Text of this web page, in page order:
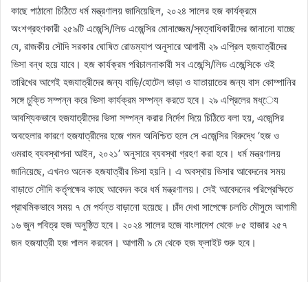
কাছে পাঠানো চিঠিতে ধর্ম মন্ত্রণালয় জানিয়েছিল, ২০২৪ সালের হজ কার্যক্রমে
অংশগ্রহণকারী ২৫৯টি এজেন্সি/লিড এজেন্সির মোনাজ্জেম/স্বত্বাধিকারীদের জানানো যাচ্ছে
যে, রাজকীয় সৌদি সরকার ঘোষিত রোডম্যাপ অনুসারে আগামী ২৯ এপ্রিল হজযাত্রীদের
ভিসা বন্ধ হয়ে যাবে। হজ কার্যক্রম পরিচালনাকারী সব এজেন্সি/লিড এজেন্সিকে ওই
তারিখের আগেই হজযাত্রীদের জন্য বাড়ি/হোটেল ভাড়া ও যাতায়াতের জন্য বাস কোম্পানির
সঙ্গে চুক্তি সম্পন্ন করে ভিসা কার্যক্রম সম্পন্ন করতে হবে। ২৯ এপ্রিলের মধ্েয
আবশ্যিকভাবে হজযাত্রীদের ভিসা সম্পন্ন করার নির্দেশ দিয়ে চিঠিতে বলা হয়, এজেন্সির
অবহেলার কারণে হজযাত্রীদের হজে গমন অনিশ্চিত হলে সে এজেন্সির বিরুদ্ধে ‘হজ ও
ওমরাহ ব্যবস্থাপনা আইন, ২০২১’ অনুসারে ব্যবস্থা গ্রহণ করা হবে। ধর্ম মন্ত্রণালয়
জানিয়েছে, এখনও অনেক হজযাত্রীর ভিসা হয়নি। এ অবস্থায় ভিসার আবেদনের সময়
বাড়াতে সৌদি কর্তৃপক্ষের কাছে আবেদন করে ধর্ম মন্ত্রণালয়। সেই আবেদনের পরিপ্রেক্ষিতে
প্রাথমিকভাবে সময় ৭ মে পর্যন্ত বাড়ানো হয়েছে। চাঁদ দেখা সাপেক্ষে চলতি মৌসুমে আগামী
১৬ জুন পবিত্র হজ অনুষ্ঠিত হবে। ২০২৪ সালের হজে বাংলাদেশ থেকে ৮৫ হাজার ২৫৭
জন হজযাত্রী হজ পালন করবেন। আগামী ৯ মে থেকে হজ ফ্লাইট শুরু হবে।